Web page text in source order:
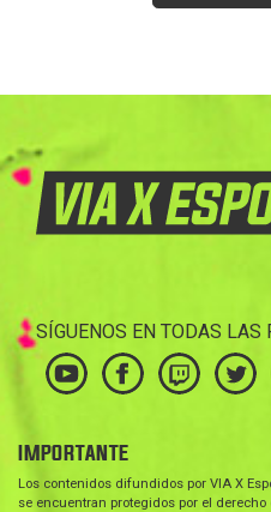
SÍGUENOS EN TODAS LAS
IMPORTANTE
Los contenidos difundidos por VIA X
se encuentran protegidos por el